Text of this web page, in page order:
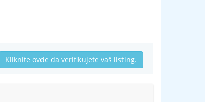
Kliknite ovde da verifikujete vaš listing.